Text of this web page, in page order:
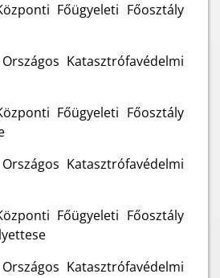
Főügyeleti Főosztály
Katasztrófavédelmi
Főügyeleti Főosztály
Katasztrófavédelmi
Főügyeleti Főosztály
Katasztrófavédelmi